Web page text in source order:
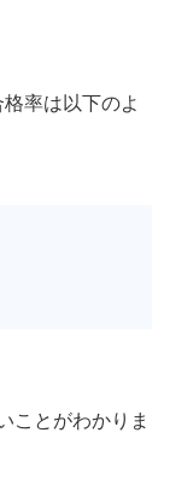
率は以下のよ
ことがわかりま